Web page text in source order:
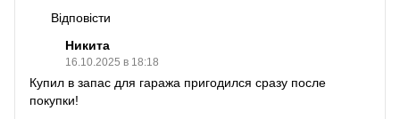
Відповісти
Никита
16.10.2025 в 18:18
Купил в запас для гаража пригодился сразу после
покупки!